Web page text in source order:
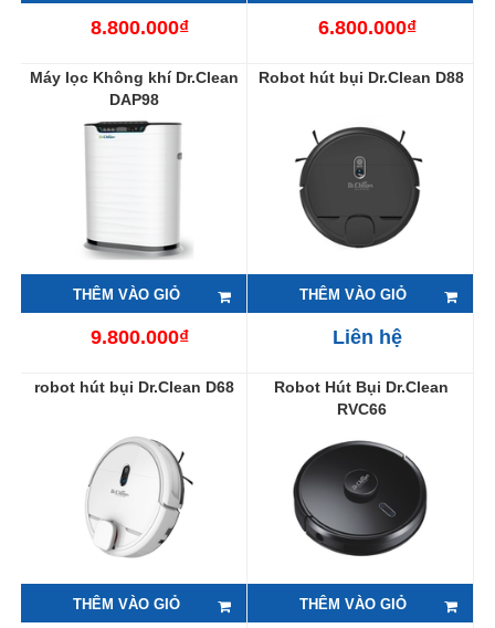
8.800.000₫ 6.800.000₫
Máy lọc Không khí Dr.Clean
DAP98
THÊM VÀO GIỎ
9.800.000₫
Robot hút bụi Dr.Clean D88
THÊM VÀO GIỎ
Liên hệ
robot hút bụi Dr.Clean D68
THÊM VÀO GIỎ
Robot Hút Bụi Dr.Clean
RVC66
THÊM VÀO GIỎ